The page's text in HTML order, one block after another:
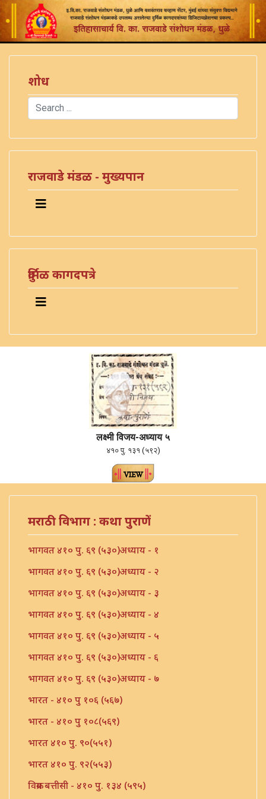
शोध
Search
राजवाडे मंडळ - मुख्यपान
दुर्मिळ कागदपत्रे
लक्ष्मी विजय-अध्याय ५
४१० पु. १३१ (५९२)
मराठी विभाग : कथा पुराणें
भागवत ४१० पु. ६९ (५३०)अध्याय - १
भागवत ४१० पु. ६९ (५३०)अध्याय - २
भागवत ४१० पु. ६९ (५३०)अध्याय - ३
भागवत ४१० पु. ६९ (५३०)अध्याय - ४
भागवत ४१० पु. ६९ (५३०)अध्याय - ५
भागवत ४१० पु. ६९ (५३०)अध्याय - ६
भागवत ४१० पु. ६९ (५३०)अध्याय - ७
भारत - ४१० पु १०६ (५६७)
भारत - ४१० पु १०८(५६९)
भारत ४१० पु. ९०(५५१)
भारत ४१० पु. ९२(५५३)
विक्रम बत्तीसी - ४१० पु. १३४ (५९५)